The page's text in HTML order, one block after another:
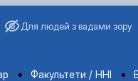
Для людей з вадами зору
Факультети / ННІ